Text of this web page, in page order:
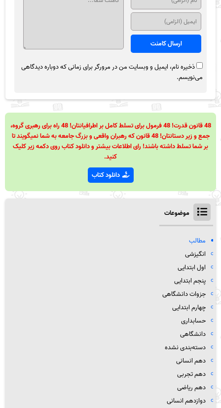
ذخیره نام، ایمیل و وبسایت من در مرورگر برای زمانی که دوباره دیدگاهی
می‌نویسم.
48 قانون قدرت! 48 فرمول برای تسلط کامل بر اطرافیانتان! 48 راه برای رهبری گروه،
جمع و زیر دستانتان! 48 قانون که رهبران واقعی و بزرگ جامعه به شما نمیگویند تا
بر شما تسلط داشته باشند! رای اطلاعات بیشتر و دانلود کتاب روی دکمه زیر کلیک
کنید.
دانلود کتاب
موضوعات
مطالب
انگیزشی
اول ابتدایی
پنجم ابتدایی
جزوات دانشگاهی
چهارم ابتدایی
حسابداری
دانشگاهی
دسته‌بندی نشده
دهم انسانی
دهم تجربی
دهم ریاضی
دوازدهم انسانی